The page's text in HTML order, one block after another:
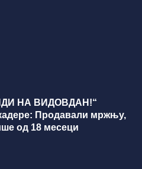
НА ВИДОВДАН!“
Продавали мржњу,
од 18 месеци